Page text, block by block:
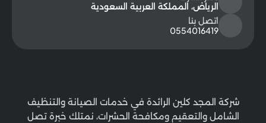
الرياض، المملكة العربية السعودية
اتصل بنا
0554016419
شركة المجد كلين الرائدة في خدمات الصيانة والتنظيف
الشامل والتعقيم ومكافحة الحشرات، نمتلك خبرة تصل